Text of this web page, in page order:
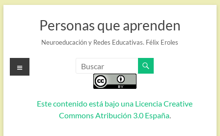
Personas que aprenden
Neuroeducación y Redes Educativas. Félix Eroles
Este contenido está bajo una Licencia Creative
Commons Atribución 3.0 España.
Menú